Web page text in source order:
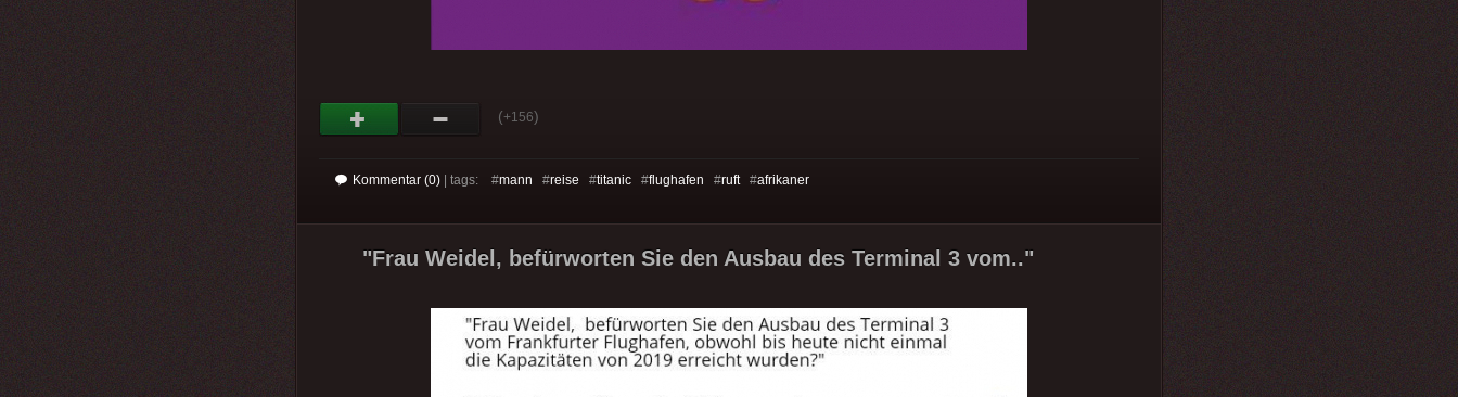
(+156)
Kommentar (0) | tags: #mann #reise #titanic #flughafen #ruft#afrikaner
"Frau Weidel, befürworten Sie den Ausbau des Terminal 3 vom.."